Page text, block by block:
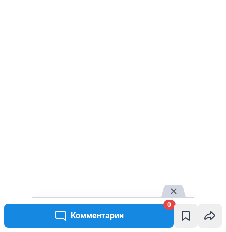
Комментарии
0